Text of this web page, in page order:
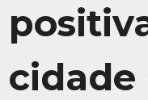
cidade